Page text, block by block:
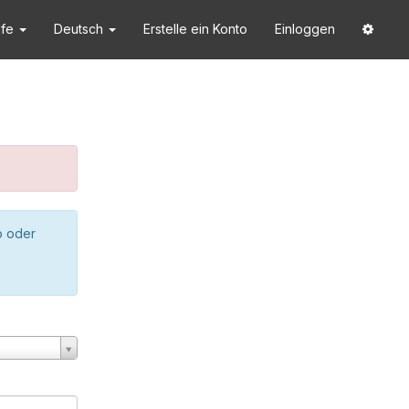
Deutsch Erstelle ein Konto Einloggen
oder